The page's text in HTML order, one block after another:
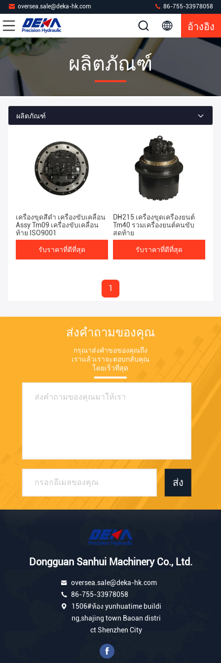
oversea.sale@deka-hk.com 86-755-33978058
อ้างอิง
ผลิตภัณฑ์
ผลิตภัณฑ์
เครื่องขุดสีดํา เครื่องขับเคลื่อน
Assy Tm09 เครื่องขับเคลื่อน
ท้าย ISO9001
รับราคาที่ดีที่สุด
DH215 เครื่องขุดเครื่องยนต์
Tm40 รวมเครื่องยนต์คนขับ
สุดท้าย
รับราคาที่ดีที่สุด
1
ส่งคำถามของคุณ
กรุณาส่งคำขอของคุณถึง
เราแล้วเราจะตอบกลับคุณ
โดยเร็วที่สุด
ส่ง
Dongguan Sanhui Machinery Co., Ltd.
oversea.sale@deka-hk.com
86-755-33978058
1506#ห้อง yunhuatime buildi
ng,shajing town Baoan distri
ct Shenzhen City